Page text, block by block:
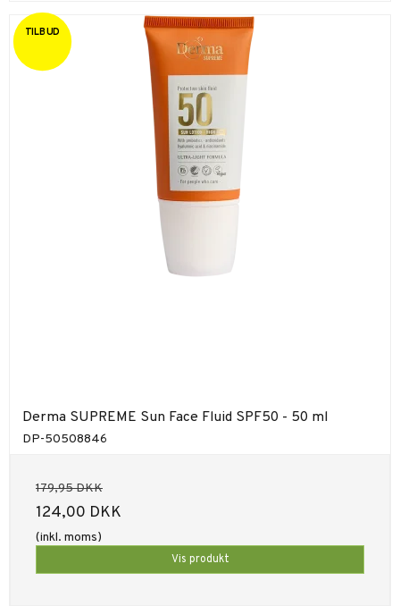
TILBUD
Derma SUPREME Sun Face Fluid SPF50 - 50 ml
DP-50508846
179,95 DKK
124,00 DKK
(inkl. moms)
Vis produkt